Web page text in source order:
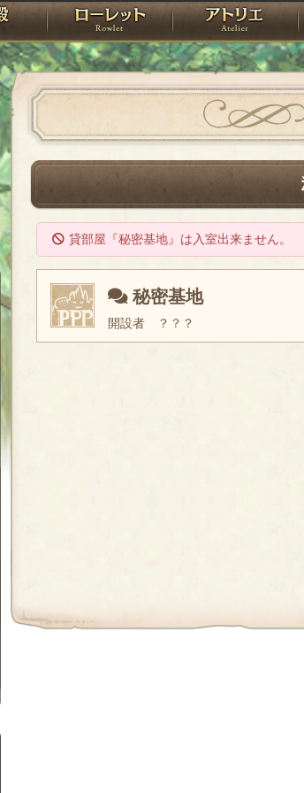
PandoraPartyProject
神殿 ローレット
貸部屋『秘密基地』は入室出来ません。
秘密基地
開設者 ？？？